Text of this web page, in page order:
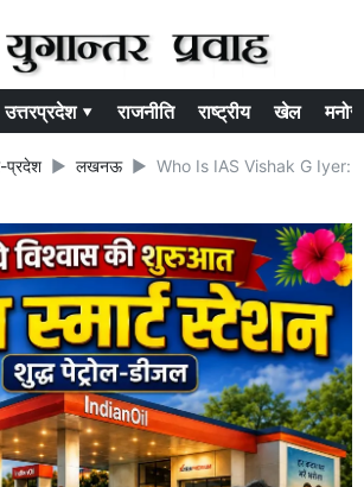
उत्तरप्रदेश ▾ राजनीति राष्ट्रीय खेल
प्रदेश लखनऊ Who Is IAS Vishak G Iyer: